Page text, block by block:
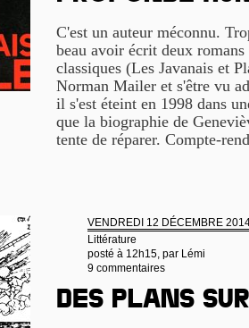
C'est un auteur méconnu.
beau avoir écrit deux romans
classiques (Les Javanais et
Norman Mailer et s'être vu
il s'est éteint en 1998 dans
que la biographie de
tente de réparer. Compte-
VENDREDI 12 DÉCEMBRE
Littérature
posté à 12h15, par Lémi
9 commentaires
Des plans